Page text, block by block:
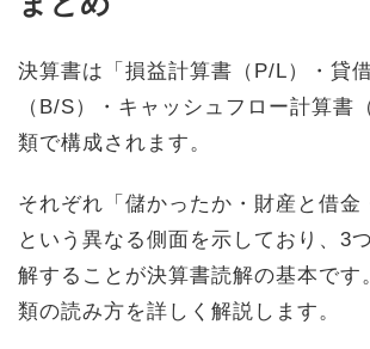
決算書は「損益計算書（P/L）・貸
（B/S）・キャッシュフロー計算書
類で構成されます。
それぞれ「儲かったか・財産と借金
という異なる側面を示しており、3
解することが決算書読解の基本です
類の読み方を詳しく解説します。